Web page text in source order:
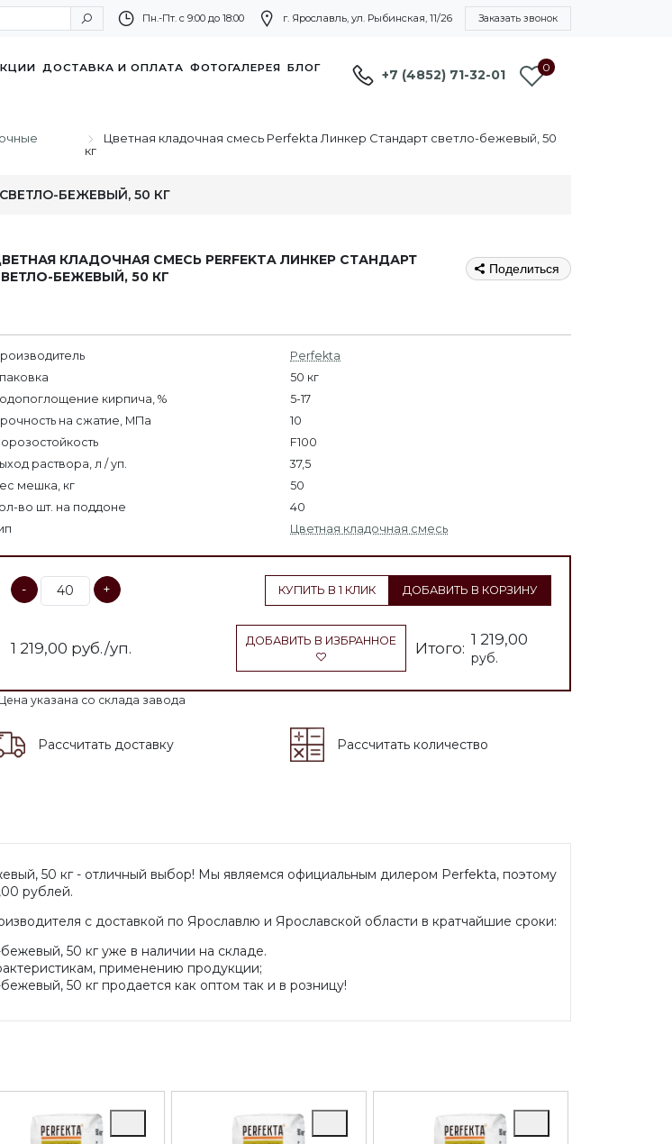
Пн.-Пт. с 9:00 до 18:00 г. Ярославль, ул. Рыбинская, 11/26 Заказать звонок
ДОСТАВКА И ОПЛАТА ФОТОГАЛЕРЕЯ БЛОГ
+7 (4852) 71-32-01 0
Цветная кладочная смесь Perfekta Линкер Стандарт светло-бежевый, 50
кг
БЕЖЕВЫЙ, 50 КГ
КЛАДОЧНАЯ СМЕСЬ PERFEKTA ЛИНКЕР СТАНДАРТ
БЕЖЕВЫЙ, 50 КГ
Поделиться
Perfekta
50 кг
кирпича, %
5-17
на сжатие, МПа
10
F100
раствора, л / уп.
37,5
мешка, кг
50
во шт. на поддоне
40
Цветная кладочная смесь
- + КУПИТЬ В 1 КЛИК ДОБАВИТЬ В КОРЗИНУ
1 219,00 руб./уп. ДОБАВИТЬ В ИЗБРАННОЕ Итого: 1 219,00
руб.
указана со склада завода
Рассчитать доставку Рассчитать количество
50 кг - отличный выбор! Мы являемся официальным дилером Perfekta, поэтому
рублей.
с доставкой по Ярославлю и Ярославской области в кратчайшие сроки:
50 кг уже в наличии на складе.
применению продукции;
50 кг продается как оптом так и в розницу!